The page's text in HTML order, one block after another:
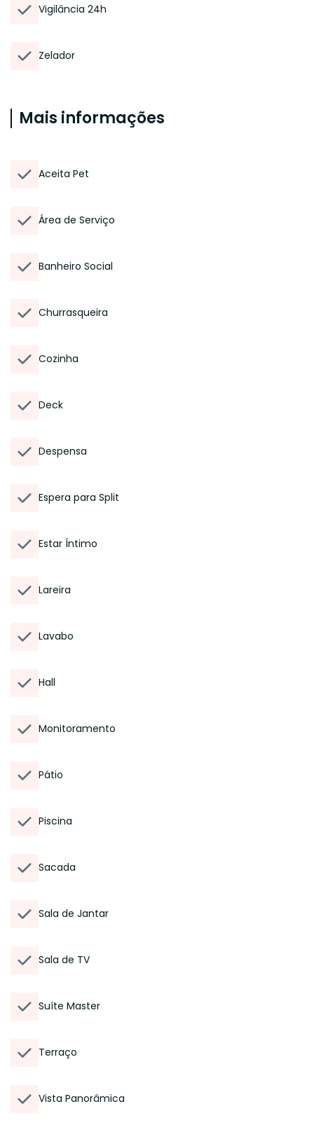
Vigilância 24h
Zelador
Mais informações
Aceita Pet
Área de Serviço
Banheiro Social
Churrasqueira
Cozinha
Deck
Despensa
Espera para Split
Estar Íntimo
Lareira
Lavabo
Hall
Monitoramento
Pátio
Piscina
Sacada
Sala de Jantar
Sala de TV
Suíte Master
Terraço
Vista Panorâmica